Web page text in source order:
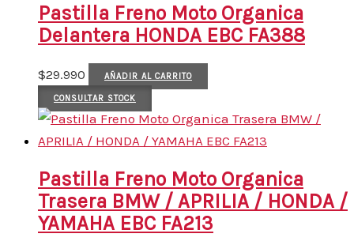
Pastilla Freno Moto Organica
Delantera HONDA EBC FA388
$29.990 AÑADIR AL CARRITO
CONSULTAR STOCK
Pastilla Freno Moto Organica
Trasera BMW / APRILIA / HONDA /
YAMAHA EBC FA213